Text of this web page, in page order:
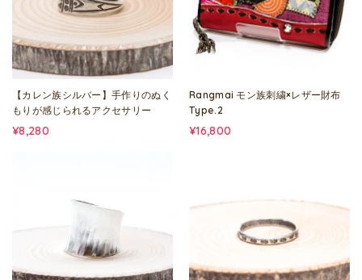
【カレン族シルバー】手作りのぬく
もりが感じられるアクセサリー
¥8,280
Rangmai モン族刺繍×レザー財布
Type.2
¥16,800